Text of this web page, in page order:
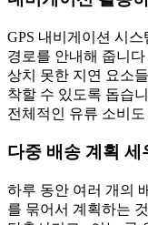
GPS 내비게이션 시
경로를 안내해 줍니
상치 못한 지연 요소
착할 수 있도록 돕습
전체적인 유류 소비
다중 배송 계획 세
하루 동안 여러 개의
를 묶어서 계획하는